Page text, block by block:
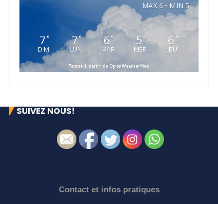
MAX 6 • MIN 5
7°
DIM
7°
LUN
6°
MAR
5°
MER
6 °
JEU
Temps à partir de OpenWeatherMap
SUIVEZ NOUS!
Contact et infos pratiques